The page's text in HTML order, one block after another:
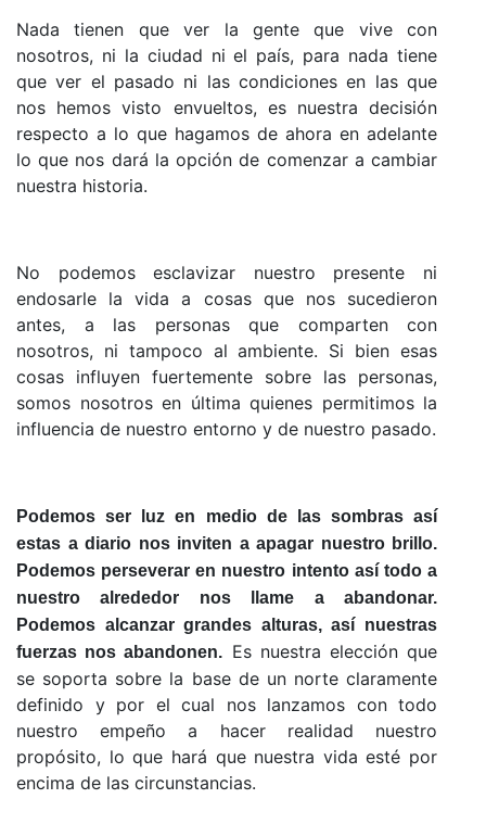
Nada tienen que ver la gente que vive con
nosotros, ni la ciudad ni el país, para nada tiene
que ver el pasado ni las condiciones en las que
nos hemos visto envueltos, es nuestra decisión
respecto a lo que hagamos de ahora en adelante
lo que nos dará la opción de comenzar a cambiar
nuestra historia.
No podemos esclavizar nuestro presente ni
endosarle la vida a cosas que nos sucedieron
antes, a las personas que comparten con
nosotros, ni tampoco al ambiente. Si bien esas
cosas influyen fuertemente sobre las personas,
somos nosotros en última quienes permitimos la
influencia de nuestro entorno y de nuestro pasado.
Podemos ser luz en medio de las sombras así
estas a diario nos inviten a apagar nuestro brillo.
Podemos perseverar en nuestro intento así todo a
nuestro alrededor nos llame a abandonar.
Podemos alcanzar grandes alturas, así nuestras
fuerzas nos abandonen. Es nuestra elección que
se soporta sobre la base de un norte claramente
definido y por el cual nos lanzamos con todo
nuestro empeño a hacer realidad nuestro
propósito, lo que hará que nuestra vida esté por
encima de las circunstancias.